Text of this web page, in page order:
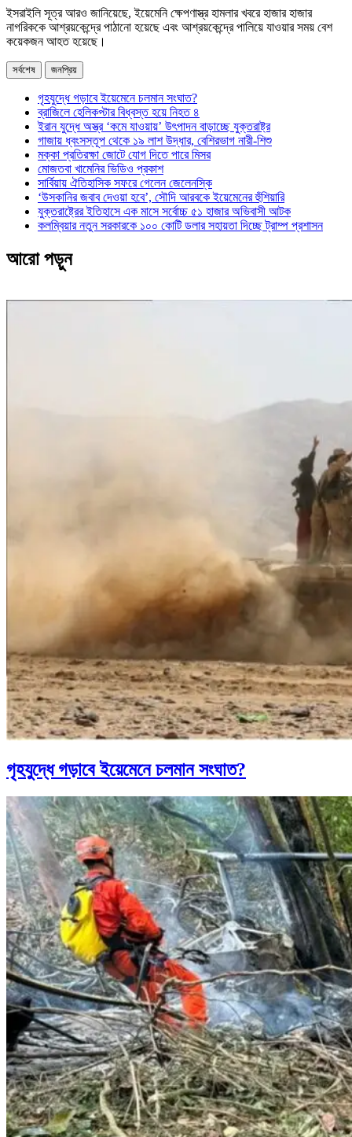
ইসরাইলি ‍সূত্র আরও জানিয়েছে, ইয়েমেনি ক্ষেপণাস্ত্র হামলার খবরে হাজার হাজার
নাগরিককে আশ্রয়কেন্দ্রে পাঠানো হয়েছে এবং আশ্রয়কেন্দ্রে পালিয়ে যাওয়ার সময় বেশ
কয়েকজন আহত হয়েছে।
সর্বশেষ জনপ্রিয়
গৃহযুদ্ধে গড়াবে ইয়েমেনে চলমান সংঘাত?
ব্রাজিলে হেলিকপ্টার বিধ্বস্ত হয়ে নিহত ৪
ইরান যুদ্ধে অস্ত্র ‘কমে যাওয়ায়’ উৎপাদন বাড়াচ্ছে যুক্তরাষ্ট্র
গাজায় ধ্বংসস্তূপ থেকে ১৯ লাশ উদ্ধার, বেশিরভাগ নারী-শিশু
মক্কা প্রতিরক্ষা জোটে যোগ দিতে পারে মিসর
মোজতবা খামেনির ভিডিও প্রকাশ
সার্বিয়ায় ঐতিহাসিক সফরে গেলেন জেলেনস্কি
‘উসকানির জবাব দেওয়া হবে’, সৌদি আরবকে ইয়েমেনের হুঁশিয়ারি
যুক্তরাষ্ট্রের ইতিহাসে এক মাসে সর্বোচ্চ ৫১ হাজার অভিবাসী আটক
কলম্বিয়ার নতুন সরকারকে ১০০ কোটি ডলার সহায়তা দিচ্ছে ট্রাম্প প্রশাসন
আরো পড়ুন
গৃহযুদ্ধে গড়াবে ইয়েমেনে চলমান সংঘাত?